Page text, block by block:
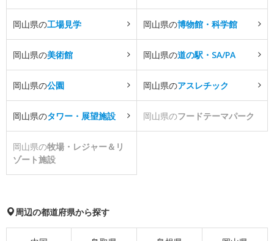
岡山県の工場見学 岡山県の博物館・科学館
岡山県の美術館 岡山県の道の駅・SA/PA
岡山県の公園 岡山県のアスレチック
岡山県のタワー・展望施設 岡山県のフードテーマパーク
岡山県の牧場・レジャー＆リ
ゾート施設
周辺の都道府県から探す